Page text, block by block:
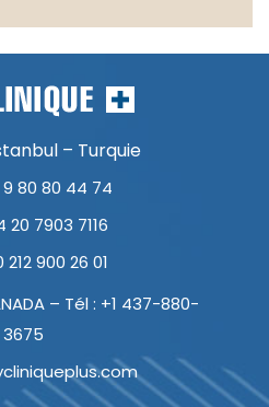
– Turquie
80 80 44 74
20 7903 7116
212 900 26 01
– Tél : +1 437-880-
3675